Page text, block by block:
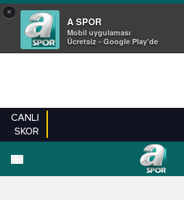
×
A SPOR
Mobil uygulaması
Ücretsiz - Google Play'de
CANLI
SKOR